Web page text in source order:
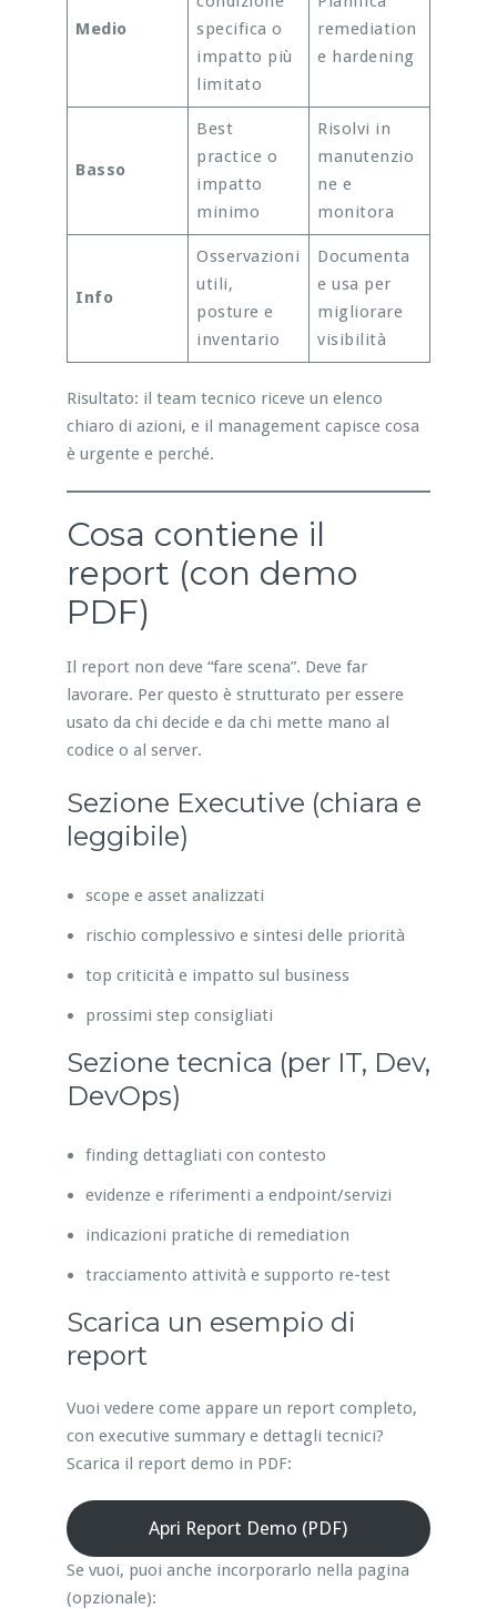
Medio
specifica o
impatto più
limitato
remediation
e hardening
Basso
Best
practice o
impatto
minimo
Risolvi in
manutenzio
ne e
monitora
Info
Osservazioni
utili,
posture e
inventario
Documenta
e usa per
migliorare
visibilità
Risultato: il team tecnico riceve un elenco
chiaro di azioni, e il management capisce cosa
è urgente e perché.
Cosa contiene il
report (con demo
PDF)
Il report non deve “fare scena”. Deve far
lavorare. Per questo è strutturato per essere
usato da chi decide e da chi mette mano al
codice o al server.
Sezione Executive (chiara e
leggibile)
scope e asset analizzati
rischio complessivo e sintesi delle priorità
top criticità e impatto sul business
prossimi step consigliati
Sezione tecnica (per IT, Dev,
DevOps)
finding dettagliati con contesto
evidenze e riferimenti a endpoint/servizi
indicazioni pratiche di remediation
tracciamento attività e supporto re-test
Scarica un esempio di
report
Vuoi vedere come appare un report completo,
con executive summary e dettagli tecnici?
Scarica il report demo in PDF:
Apri Report Demo (PDF)
Se vuoi, puoi anche incorporarlo nella pagina
(opzionale):